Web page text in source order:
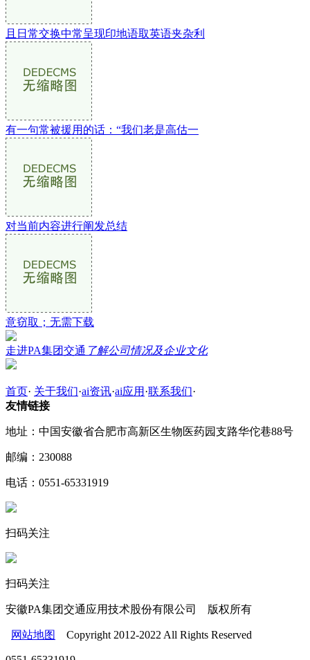
且日常交换中常呈现印地语取英语夹杂利
有一句常被援用的话：“我们老是高估一
对当前内容进行阐发总结
意窃取；无需下载
走进PA集团交通 了解公司情况及企业文化
首页· 关于我们·ai资讯·ai应用 ·联系我们·
友情链接
地址：中国安徽省合肥市高新区生物医药园支路华佗巷88号
邮编：230088
电话：0551-65331919
扫码关注
扫码关注
安徽PA集团交通应用技术股份有限公司 版权所有
网站地图 Copyright 2012-2022 All Rights Reserved